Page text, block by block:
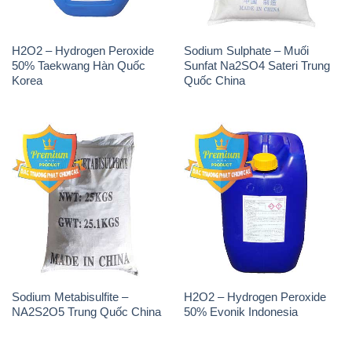
Sodium Metabisulfite –
NA2S2O5 Trung Quốc China
H2O2 – Hydrogen Peroxide
50% Evonik Indonesia